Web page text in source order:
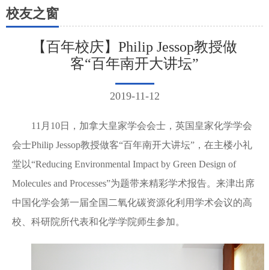
校友之窗
【百年校庆】Philip Jessop教授做
客“百年南开大讲坛”
2019-11-12
11月10日，加拿大皇家学会会士，英国皇家化学学会
会士Philip Jessop教授做客“百年南开大讲坛”，在主楼小礼
堂以“Reducing Environmental Impact by Green Design of
Molecules and Processes”为题带来精彩学术报告。来津出席
中国化学会第一届全国二氧化碳资源化利用学术会议的高
校、科研院所代表和化学学院师生参加。